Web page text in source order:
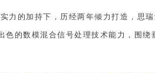
力的加持下，历经两年倾力打造，思瑞
色的数模混合信号处理技术能力，围